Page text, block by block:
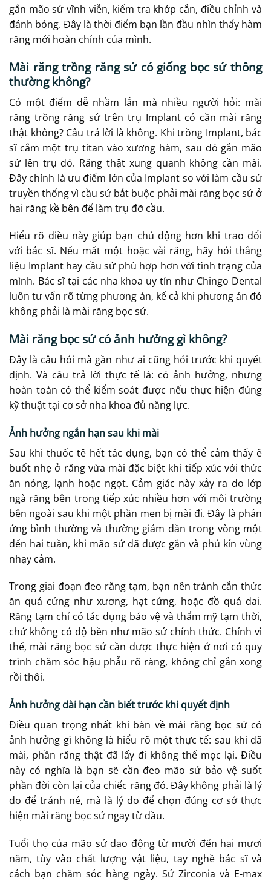
gắn mão sứ vĩnh viễn, kiểm tra khớp cắn, điều chỉnh và
đánh bóng. Đây là thời điểm bạn lần đầu nhìn thấy hàm
răng mới hoàn chỉnh của mình.
Mài răng trồng răng sứ có giống bọc sứ thông
thường không?
Có một điểm dễ nhầm lẫn mà nhiều người hỏi: mài
răng trồng răng sứ trên trụ Implant có cần mài răng
thật không? Câu trả lời là không. Khi trồng Implant, bác
sĩ cắm một trụ titan vào xương hàm, sau đó gắn mão
sứ lên trụ đó. Răng thật xung quanh không cần mài.
Đây chính là ưu điểm lớn của Implant so với làm cầu sứ
truyền thống vì cầu sứ bắt buộc phải mài răng bọc sứ ở
hai răng kề bên để làm trụ đỡ cầu.
Hiểu rõ điều này giúp bạn chủ động hơn khi trao đổi
với bác sĩ. Nếu mất một hoặc vài răng, hãy hỏi thẳng
liệu Implant hay cầu sứ phù hợp hơn với tình trạng của
mình. Bác sĩ tại các nha khoa uy tín như Chingo Dental
luôn tư vấn rõ từng phương án, kể cả khi phương án đó
không phải là mài răng bọc sứ.
Mài răng bọc sứ có ảnh hưởng gì không?
Đây là câu hỏi mà gần như ai cũng hỏi trước khi quyết
định. Và câu trả lời thực tế là: có ảnh hưởng, nhưng
hoàn toàn có thể kiểm soát được nếu thực hiện đúng
kỹ thuật tại cơ sở nha khoa đủ năng lực.
Ảnh hưởng ngắn hạn sau khi mài
Sau khi thuốc tê hết tác dụng, bạn có thể cảm thấy ê
buốt nhẹ ở răng vừa mài đặc biệt khi tiếp xúc với thức
ăn nóng, lạnh hoặc ngọt. Cảm giác này xảy ra do lớp
ngà răng bên trong tiếp xúc nhiều hơn với môi trường
bên ngoài sau khi một phần men bị mài đi. Đây là phản
ứng bình thường và thường giảm dần trong vòng một
đến hai tuần, khi mão sứ đã được gắn và phủ kín vùng
nhạy cảm.
Trong giai đoạn đeo răng tạm, bạn nên tránh cắn thức
ăn quá cứng như xương, hạt cứng, hoặc đồ quá dai.
Răng tạm chỉ có tác dụng bảo vệ và thẩm mỹ tạm thời,
chứ không có độ bền như mão sứ chính thức. Chính vì
thế, mài răng bọc sứ cần được thực hiện ở nơi có quy
trình chăm sóc hậu phẫu rõ ràng, không chỉ gắn xong
rồi thôi.
Ảnh hưởng dài hạn cần biết trước khi quyết định
Điều quan trọng nhất khi bàn về mài răng bọc sứ có
ảnh hưởng gì không là hiểu rõ một thực tế: sau khi đã
mài, phần răng thật đã lấy đi không thể mọc lại. Điều
này có nghĩa là bạn sẽ cần đeo mão sứ bảo vệ suốt
phần đời còn lại của chiếc răng đó. Đây không phải là lý
do để tránh né, mà là lý do để chọn đúng cơ sở thực
hiện mài răng bọc sứ ngay từ đầu.
Tuổi thọ của mão sứ dao động từ mười đến hai mươi
năm, tùy vào chất lượng vật liệu, tay nghề bác sĩ và
cách bạn chăm sóc hàng ngày. Sứ Zirconia và E-max